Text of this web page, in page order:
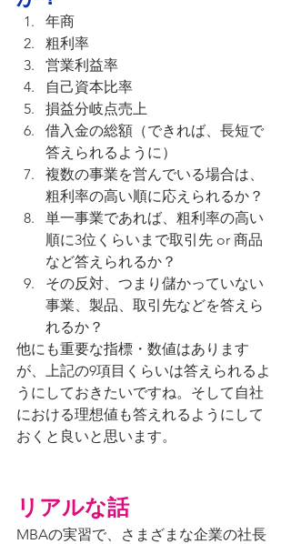
年商
粗利率
営業利益率
自己資本比率
損益分岐点売上
借入金の総額（できれば、長短で
答えられるように）
複数の事業を営んでいる場合は、
粗利率の高い順に応えられるか？
単一事業であれば、粗利率の高い
順に3位くらいまで取引先 or 商品
など答えられるか？
その反対、つまり儲かっていない
事業、製品、取引先などを答えら
れるか？
他にも重要な指標・数値はあります
が、上記の9項目くらいは答えられるよ
うにしておきたいですね。そして自社
における理想値も答えれるようにして
おくと良いと思います。
リアルな話
MBAの実習で、さまざまな企業の社長